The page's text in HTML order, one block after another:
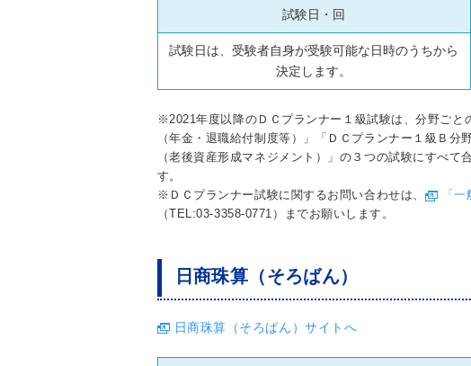
試験日・回
試験日は、受験者自身が受験可能な日時のうちから
決定します。
※2021年度以降のＤＣプランナー１級試験は、分野ご
（年金・退職給付制度等）」「ＤＣプランナー１級Ｂ
（老後資産形成マネジメント）」の３つの試験にすべ
す。
※ＤＣプランナー試験に関するお問い合わせは、
「
（TEL:03-3358-0771）までお願いします。
日商珠算（そろばん）
日商珠算（そろばん）サイトへ